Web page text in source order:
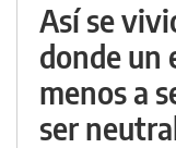
Así se
donde un
menos a
ser